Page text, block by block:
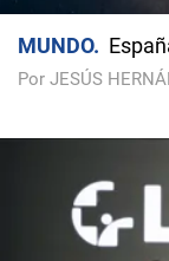
MUNDO
Por JESÚS